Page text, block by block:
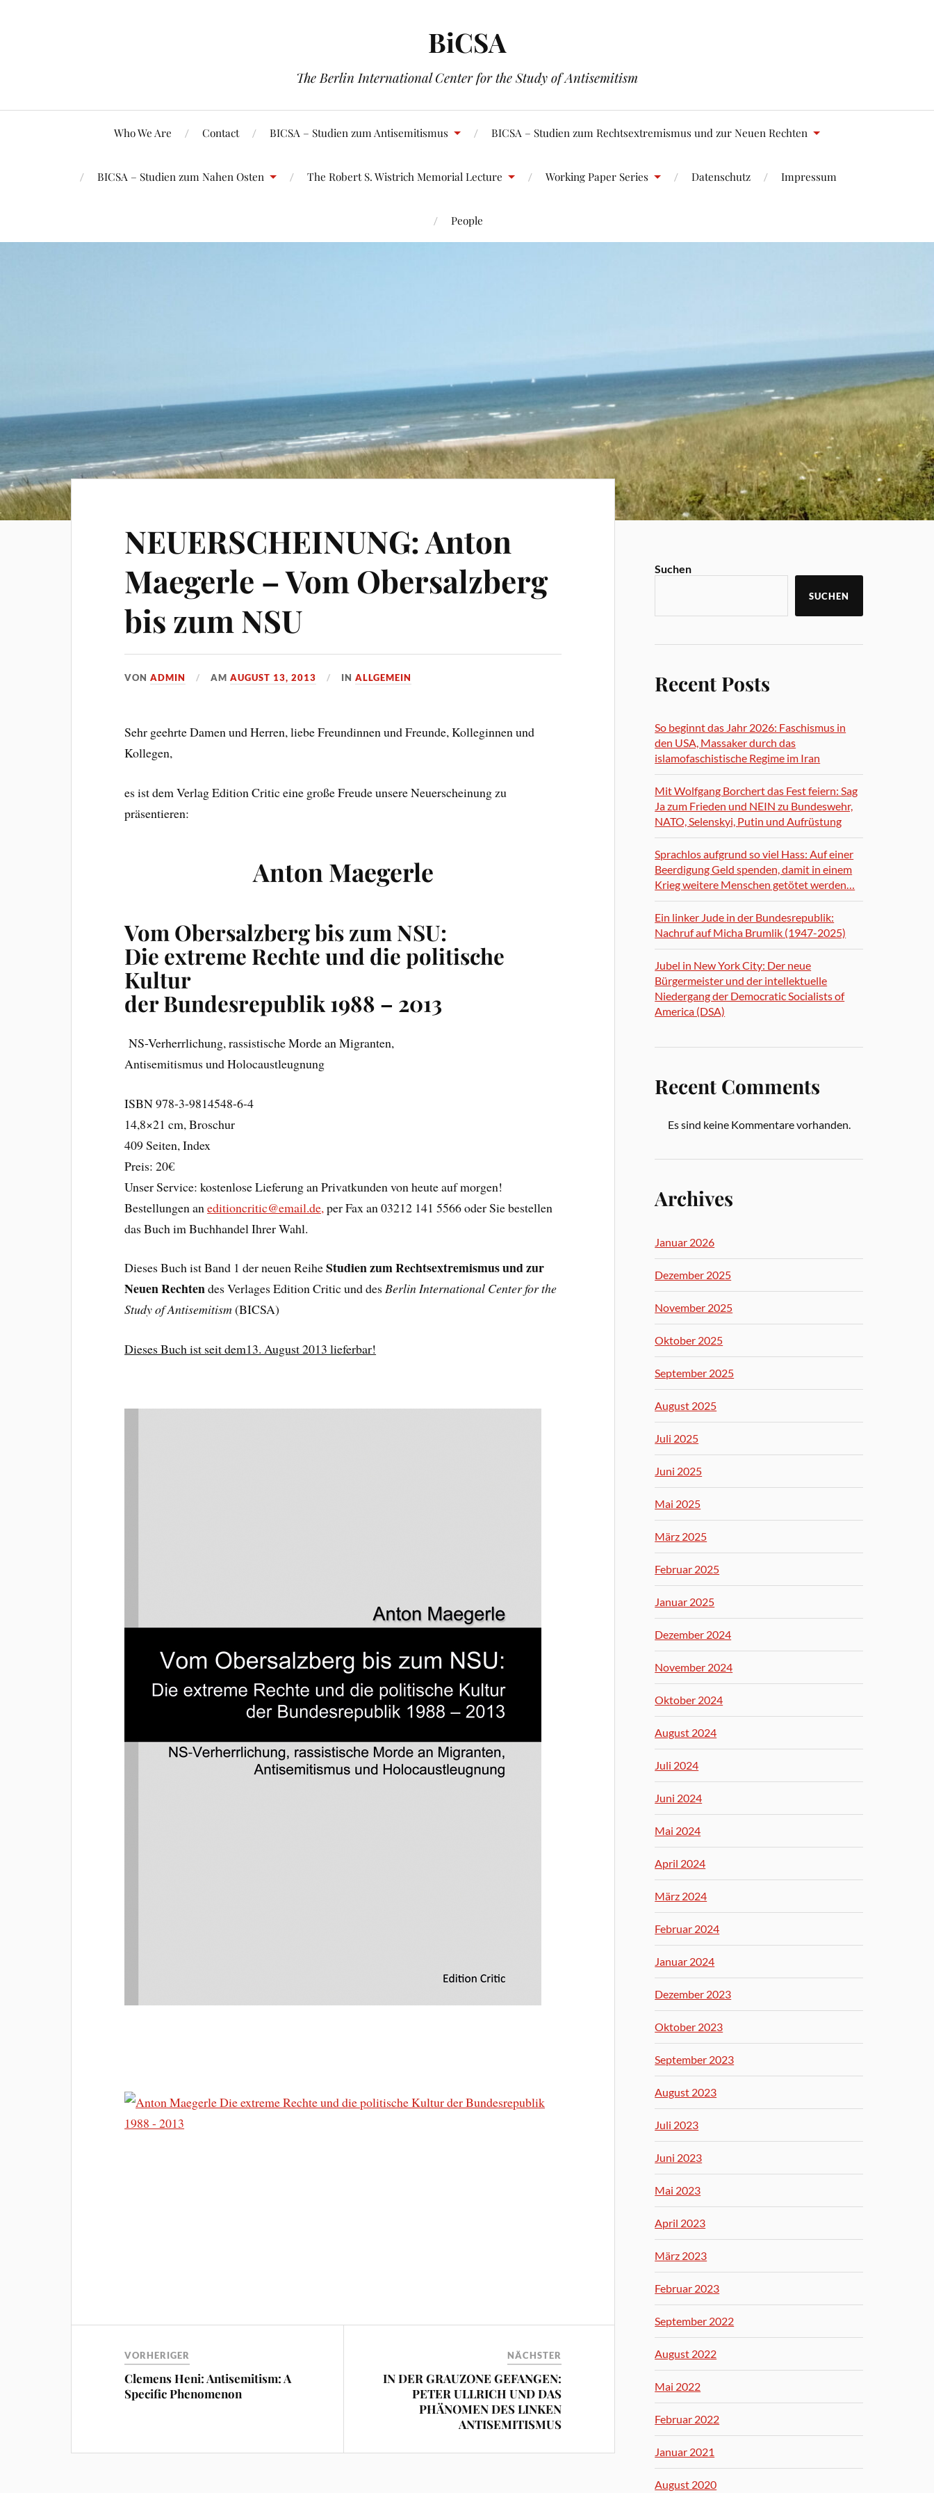
BiCSA
The Berlin International Center for the Study of Antisemitism
Who We Are Contact BICSA – Studien zum Antisemitismus BICSA – Studien zum Rechtsextremismus und zur Neuen Rechten
BICSA – Studien zum Nahen Osten The Robert S. Wistrich Memorial Lecture Working Paper Series Datenschutz Impressum
People
NEUERSCHEINUNG: Anton
Maegerle – Vom Obersalzberg
bis zum NSU
VONADMIN AMAUGUST 13, 2013 INALLGEMEIN
Sehr geehrte Damen und Herren, liebe Freundinnen und Freunde, Kolleginnen und
Kollegen,
es ist dem Verlag Edition Critic eine große Freude unsere Neuerscheinung zu
präsentieren:
Anton Maegerle
Vom Obersalzberg bis zum NSU:
Die extreme Rechte und die politische
Kultur
der Bundesrepublik 1988 – 2013
NS-Verherrlichung, rassistische Morde an Migranten,
Antisemitismus und Holocaustleugnung
ISBN 978-3-9814548-6-4
14,8×21 cm, Broschur
409 Seiten, Index
Preis: 20€
Unser Service: kostenlose Lieferung an Privatkunden von heute auf morgen!
Bestellungen aneditioncritic@email.de, per Fax an 03212 141 5566 oder Sie bestellen
das Buch im Buchhandel Ihrer Wahl.
Dieses Buch ist Band 1 der neuen ReiheStudien zum Rechtsextremismus und zur
Neuen Rechtendes Verlages Edition Critic und desBerlin International Center for the
Study of Antisemitism(BICSA)
Dieses Buch ist seit dem13. August 2013 lieferbar!
VORHERIGER
Clemens Heni: Antisemitism: A
Specific Phenomenon
NÄCHSTER
IN DER GRAUZONE GEFANGEN:
PETER ULLRICH UND DAS
PHÄNOMEN DES LINKEN
ANTISEMITISMUS
Suchen
SUCHEN
Recent Posts
So beginnt das Jahr 2026: Faschismus in
den USA, Massaker durch das
islamofaschistische Regime im Iran
Mit Wolfgang Borchert das Fest feiern: Sag
Ja zum Frieden und NEIN zu Bundeswehr,
NATO, Selenskyi, Putin und Aufrüstung
Sprachlos aufgrund so viel Hass: Auf einer
Beerdigung Geld spenden, damit in einem
Krieg weitere Menschen getötet werden…
Ein linker Jude in der Bundesrepublik:
Nachruf auf Micha Brumlik (1947-2025)
Jubel in New York City: Der neue
Bürgermeister und der intellektuelle
Niedergang der Democratic Socialists of
America (DSA)
Recent Comments
Es sind keine Kommentare vorhanden.
Archives
Januar 2026
Dezember 2025
November 2025
Oktober 2025
September 2025
August 2025
Juli 2025
Juni 2025
Mai 2025
März 2025
Februar 2025
Januar 2025
Dezember 2024
November 2024
Oktober 2024
August 2024
Juli 2024
Juni 2024
Mai 2024
April 2024
März 2024
Februar 2024
Januar 2024
Dezember 2023
Oktober 2023
September 2023
August 2023
Juli 2023
Juni 2023
Mai 2023
April 2023
März 2023
Februar 2023
September 2022
August 2022
Mai 2022
Februar 2022
Januar 2021
August 2020